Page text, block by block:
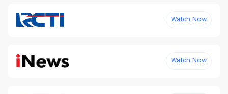
Watch Now
Watch Now